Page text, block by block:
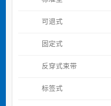
可退式
固定式
反穿式束带
标签式